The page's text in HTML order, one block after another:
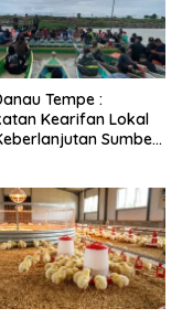
Tempe :
Kearifan Lokal
Sumber